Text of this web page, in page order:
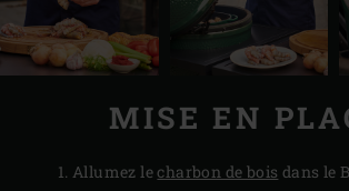
MISE EN
Allumez lecharbon de bois dans le